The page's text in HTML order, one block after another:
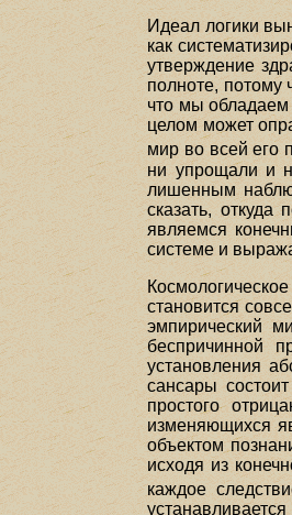
Идеал логики
как
утверждение
полноте, потому
что мы
целом может
мир во всей его
ни упрощали и
лишенным
сказать,
являемся
системе и
становится
эмпирический
беспричинной
установления
сансары
простого
изменяющихся
объектом
исходя из
каждое